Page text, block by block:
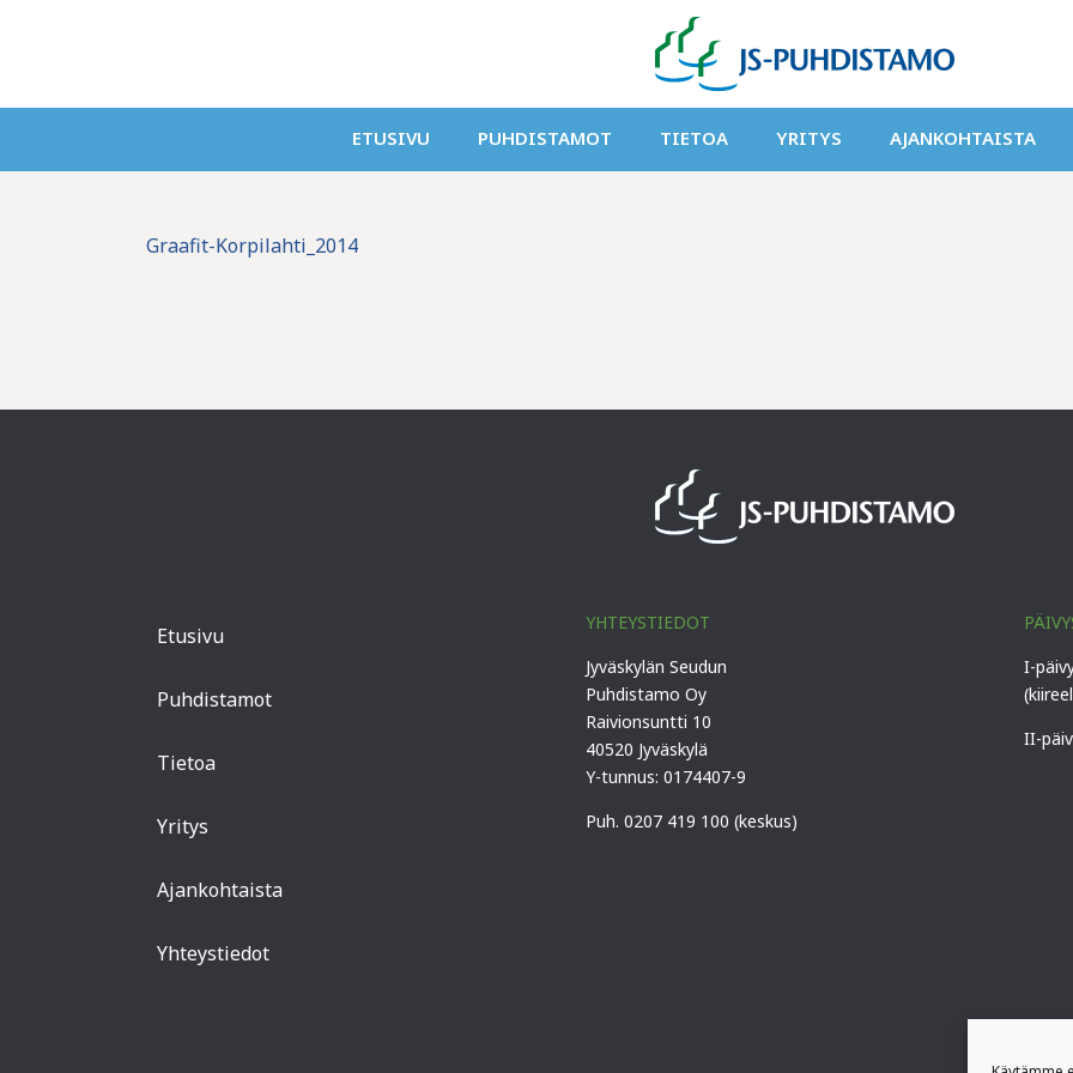
ETUSIVU PUHDISTAMOT TIETOA YRITYS AJANKOHTAISTA
Graafit-Korpilahti_2014
Etusivu
Puhdistamot
Tietoa
Yritys
Ajankohtaista
Yhteystiedot
YHTEYSTIEDOT
Jyväskylän Seudun
Puhdistamo Oy
Raivionsuntti 10
40520 Jyväskylä
Y-tunnus: 0174407-9
Puh. 0207 419 100 (keskus)
I-
II-